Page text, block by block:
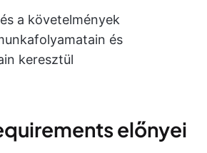
a követelmények
és
keresztül
előnyei